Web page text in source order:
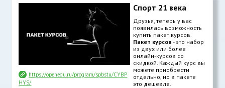
https://openedu.ru/program/spbstu/CYBP
HYS/
Спорт 21 века
Друзья, теперь у вас
появилась возможность
купить пакет курсов.
Пакет курсов - это набор
из двух или более
онлайн-курсов со
скидкой. Каждый курс вы
можете приобрести
отдельно, но в пакете
это дешевле.